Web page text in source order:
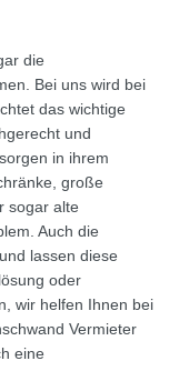
die
Bei uns wird bei
das wichtige
und
in ihrem
große
sogar alte
Auch die
lassen diese
oder
wir helfen Ihnen bei
Vermieter
eine